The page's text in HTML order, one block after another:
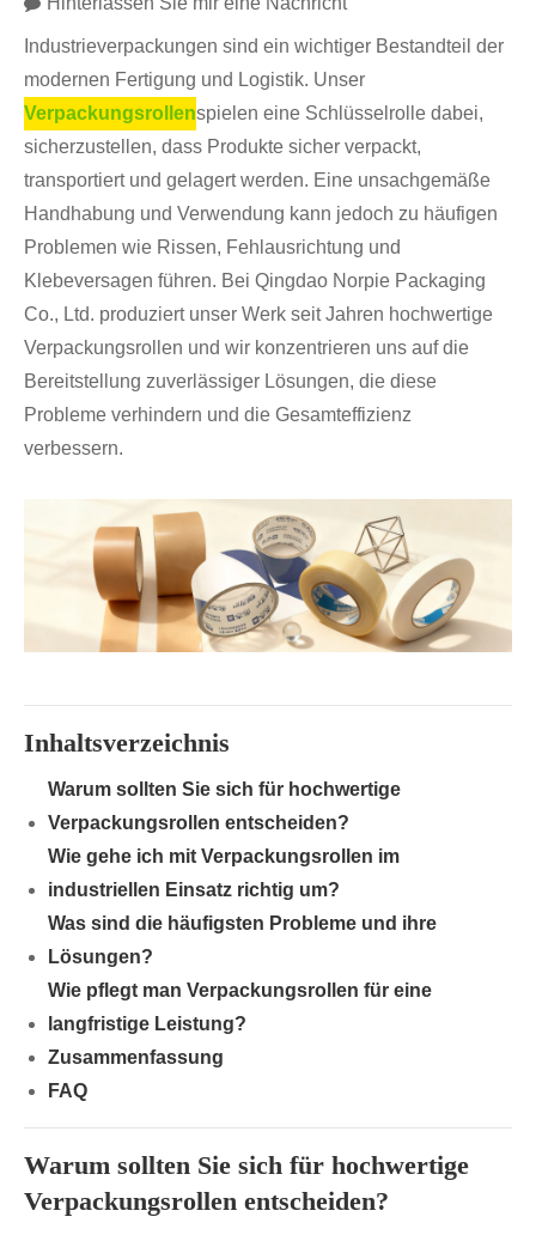
Industrieverpackungen sind ein wichtiger Bestandteil der
modernen Fertigung und Logistik. Unser
Verpackungsrollenspielen eine Schlüsselrolle dabei,
sicherzustellen, dass Produkte sicher verpackt,
transportiert und gelagert werden. Eine unsachgemäße
Handhabung und Verwendung kann jedoch zu häufigen
Problemen wie Rissen, Fehlausrichtung und
Klebeversagen führen. Bei Qingdao Norpie Packaging
Co., Ltd. produziert unser Werk seit Jahren hochwertige
Verpackungsrollen und wir konzentrieren uns auf die
Bereitstellung zuverlässiger Lösungen, die diese
Probleme verhindern und die Gesamteffizienz
verbessern.
Inhaltsverzeichnis
Warum sollten Sie sich für hochwertige
Verpackungsrollen entscheiden?
Wie gehe ich mit Verpackungsrollen im
industriellen Einsatz richtig um?
Was sind die häufigsten Probleme und ihre
Lösungen?
Wie pflegt man Verpackungsrollen für eine
langfristige Leistung?
Zusammenfassung
FAQ
Warum sollten Sie sich für hochwertige
Verpackungsrollen entscheiden?